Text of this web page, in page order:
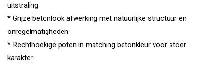
uitstraling
* Grijze betonlook afwerking met natuurlijke structuur en
onregelmatigheden
* Rechthoekige poten in matching betonkleur voor stoer
karakter